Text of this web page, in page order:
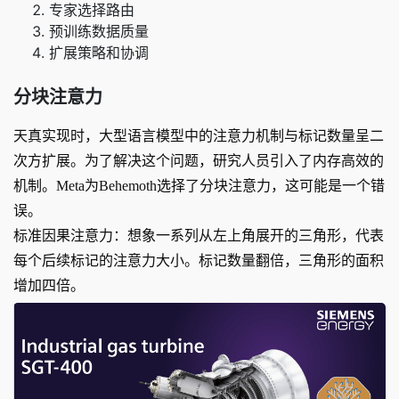
专家选择路由
预训练数据质量
扩展策略和协调
分块注意力
天真实现时，大型语言模型中的注意力机制与标记数量呈二
次方扩展。为了解决这个问题，研究人员引入了内存高效的
机制。Meta为Behemoth选择了分块注意力，这可能是一个错
误。
标准因果注意力：想象一系列从左上角展开的三角形，代表
每个后续标记的注意力大小。标记数量翻倍，三角形的面积
增加四倍。